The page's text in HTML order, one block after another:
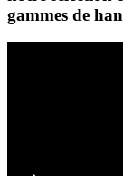
gammes de